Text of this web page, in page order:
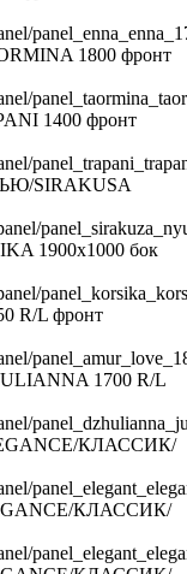
1800 фронт
1400 фронт
SIRAKUSA
1900х1000 бок
R/L фронт
1700 R/L
КЛАССИК/
КЛАССИК/